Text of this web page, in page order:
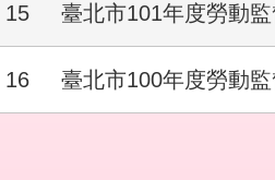
15 臺北市101年度勞動
16 臺北市100年度勞動